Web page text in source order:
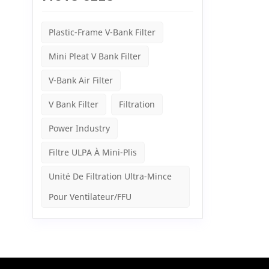
Plastic-Frame V-Bank Filter
Mini Pleat V Bank Filter
V-Bank Air Filter
V Bank Filter Filtration
Power Industry
Filtre ULPA À Mini-Plis
Unité De Filtration Ultra-Mince
Pour Ventilateur/FFU